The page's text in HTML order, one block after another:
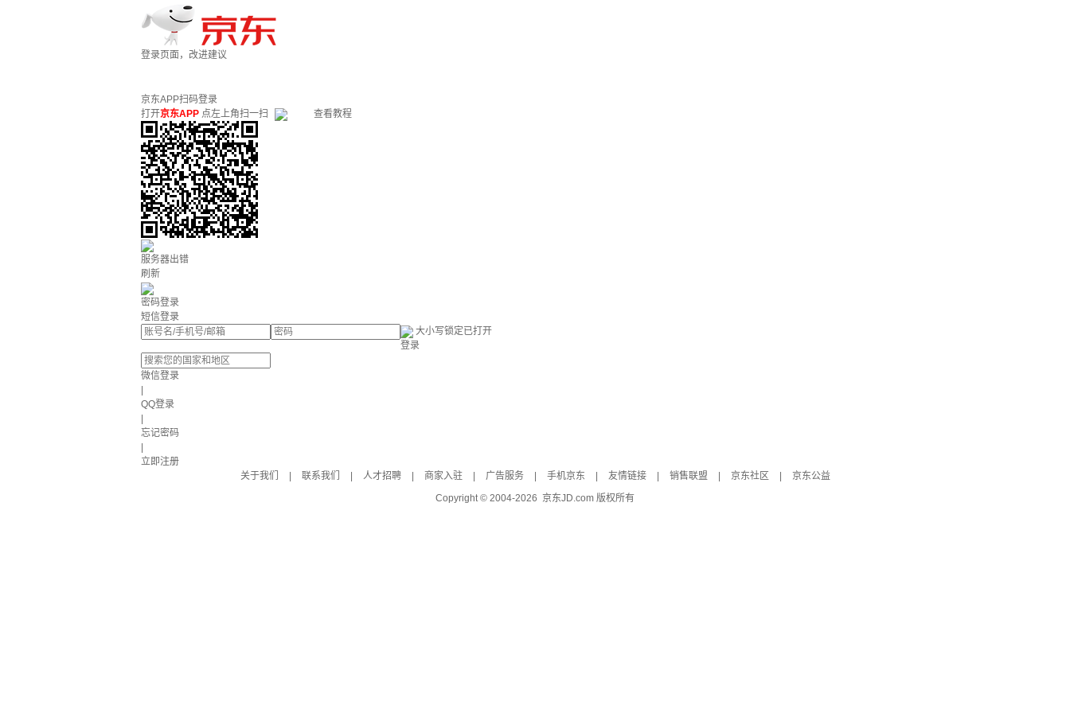
登录页面，改进建议
京东APP扫码登录
打开京东APP 点左上角扫一扫 查看教程
服务器出错
刷新
密码登录
短信登录
大小写锁定已打开
登录
微信登录
QQ登录
忘记密码
立即注册
关于我们
联系我们 人才招聘 商家入驻 广告服务 手机京东 友情链接 销售联盟 京东社区
京东公益
Copyright © 2004-2026 京东JD.com 版权所有